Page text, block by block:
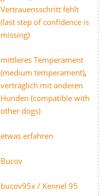
Vertrauensschritt fehlt
(last step of confidence is
missing)
mittleres Temperament
(medium temperament),
verträglich mit anderen
Hunden (compatible with
other dogs)
etwas erfahren
Bucov
bucov95x / Kennel 95